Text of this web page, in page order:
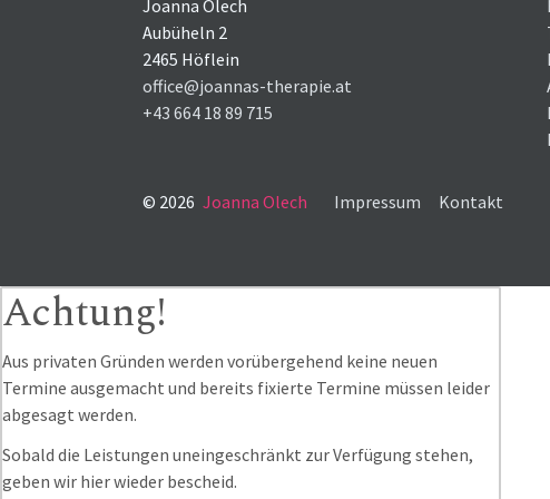
Joanna Olech
Aubüheln 2
2465 Höflein
office@joannas-therapie.at
+43 664 18 89 715
© 2026 Joanna Olech Impressum Kontakt
Achtung!
Aus privaten Gründen werden vorübergehend keine neuen
Termine ausgemacht und bereits fixierte Termine müssen leider
abgesagt werden.
Sobald die Leistungen uneingeschränkt zur Verfügung stehen,
geben wir hier wieder bescheid.